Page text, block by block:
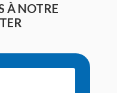
À NOTRE